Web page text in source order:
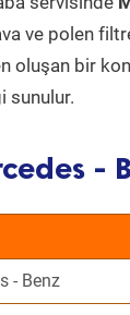
ve polen
oluşan bir
sunulur.
-
- Benz